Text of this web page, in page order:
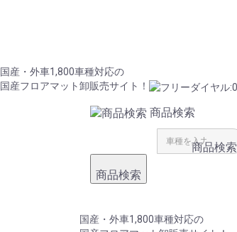
国産・外車1,800車種対応の
国産フロアマット卸販売サイト！
商品検索
商品検索
商品検索
国産・外車1,800車種対応の